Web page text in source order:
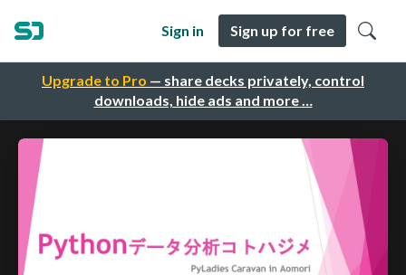
Upgrade to Pro — share decks privately, control
downloads, hide ads and more …
Sign in Sign up for free